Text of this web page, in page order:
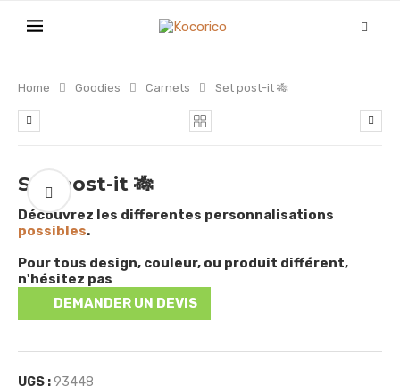
Home Goodies Carnets Set post-it 🎋
Set post-it 🎋
Découvrez les differentes personnalisations
possibles.
Pour tous design, couleur, ou produit différent,
n'hésitez pas
DEMANDER UN DEVIS
UGS :93448